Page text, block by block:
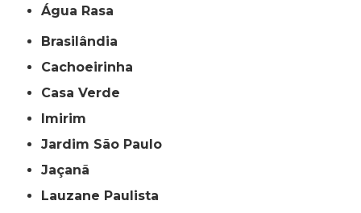
Água Rasa
Brasilândia
Cachoeirinha
Casa Verde
Imirim
Jardim São Paulo
Jaçanã
Lauzane Paulista